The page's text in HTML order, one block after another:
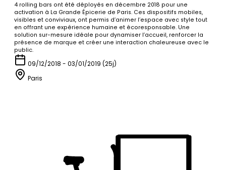
4 rolling bars ont été déployés en décembre 2018 pour une
activation à La Grande Épicerie de Paris. Ces dispositifs mobiles,
visibles et conviviaux, ont permis d’animer l’espace avec style tout
en offrant une expérience humaine et écoresponsable. Une
solution sur-mesure idéale pour dynamiser l’accueil, renforcer la
présence de marque et créer une interaction chaleureuse avec le
public.
09/12/2018 - 03/01/2019 (25j)
Paris